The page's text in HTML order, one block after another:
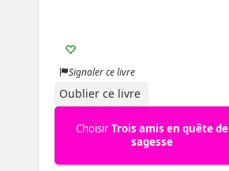
Signaler ce livre
Oublier ce livre
ChoisirTrois amis en quête de
sagesse